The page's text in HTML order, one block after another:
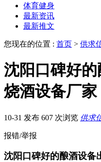
体育健身
最新资讯
最新推文
您现在的位置 : 首页 > 供求
沈阳口碑好的
烧酒设备厂家
10-31 发布 607 次浏览 供求
报错/举报
沈阳口碑好的酿酒设备